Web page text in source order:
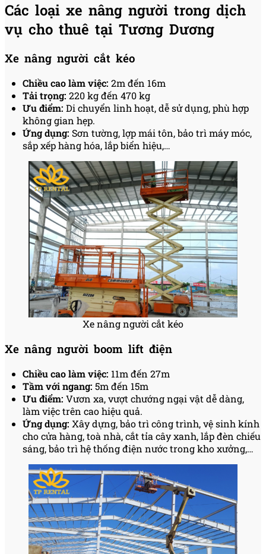
Các loại xe nâng người trong dịch
vụ cho thuê tại Tương Dương
Xe nâng người cắt kéo
Chiều cao làm việc: 2m đến 16m
Tải trọng: 220 kg đến 470 kg
Ưu điểm: Di chuyển linh hoạt, dễ sử dụng, phù hợp
không gian hẹp.
Ứng dụng: Sơn tường, lợp mái tôn, bảo trì máy móc,
sắp xếp hàng hóa, lắp biển hiệu,…
Xe nâng người cắt kéo
Xe nâng người boom lift điện
Chiều cao làm việc: 11m đến 27m
Tầm với ngang: 5m đến 15m
Ưu điểm: Vươn xa, vượt chướng ngại vật dễ dàng,
làm việc trên cao hiệu quả.
Ứng dụng: Xây dựng, bảo trì công trình, vệ sinh kính
cho cửa hàng, toà nhà, cắt tỉa cây xanh, lắp đèn chiếu
sáng, bảo trì hệ thống điện nước trong kho xưởng,…